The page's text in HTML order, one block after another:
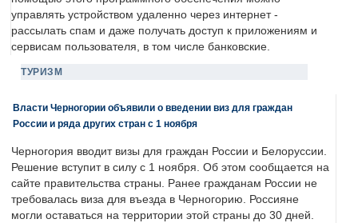
управлять устройством удаленно через интернет -
рассылать спам и даже получать доступ к приложениям и
сервисам пользователя, в том числе банковские.
ТУРИЗМ
Власти Черногории объявили о введении виз для граждан
России и ряда других стран с 1 ноября
Черногория вводит визы для граждан России и Белоруссии.
Решение вступит в силу с 1 ноября. Об этом сообщается на
сайте правительства страны. Ранее гражданам России не
требовалась виза для въезда в Черногорию. Россияне
могли оставаться на территории этой страны до 30 дней.